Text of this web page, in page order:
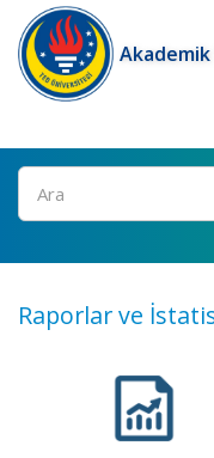
Ara
Raporlar ve